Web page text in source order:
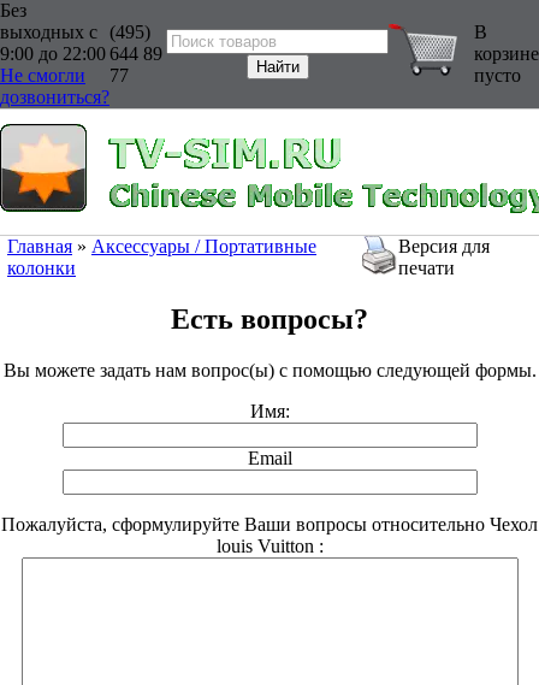
Без
выходных с
9:00 до 22:00
Не смогли
дозвониться?
(495)
644 89
77
В
корзине
пусто
Главная » Аксессуары / Портативные
колонки
Версия для
печати
Есть вопросы?
Вы можете задать нам вопрос(ы) с помощью следующей формы.
Имя:
Email
Пожалуйста, сформулируйте Ваши вопросы относительно Чехол
louis Vuitton :